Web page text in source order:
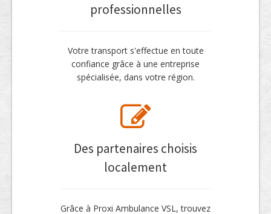
professionnelles
Votre transport s'effectue en toute
confiance grâce à une entreprise
spécialisée, dans votre région.
Des partenaires choisis
localement
Grâce à Proxi Ambulance VSL, trouvez